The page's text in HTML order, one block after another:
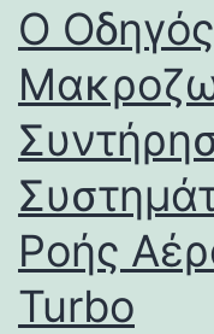
Ο
Ροής
Turbo